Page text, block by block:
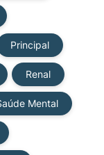
Principal
Renal
Mental